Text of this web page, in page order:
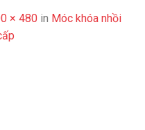
× 480 in Móc khóa nhồi